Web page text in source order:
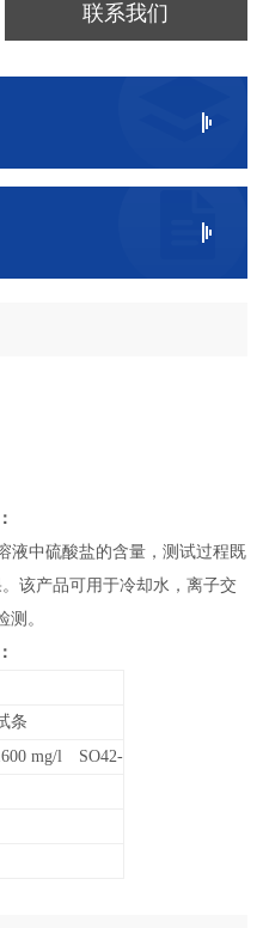
联系我们
液中硫酸盐的含量，测试过程既
该产品可用于冷却水，离子交
测。
条
mg/l SO42-